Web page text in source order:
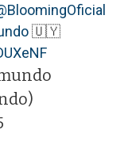
🇺🇾